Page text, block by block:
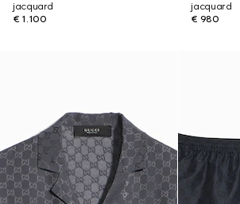
jacquard
€ 1.100
jacquard
€ 980